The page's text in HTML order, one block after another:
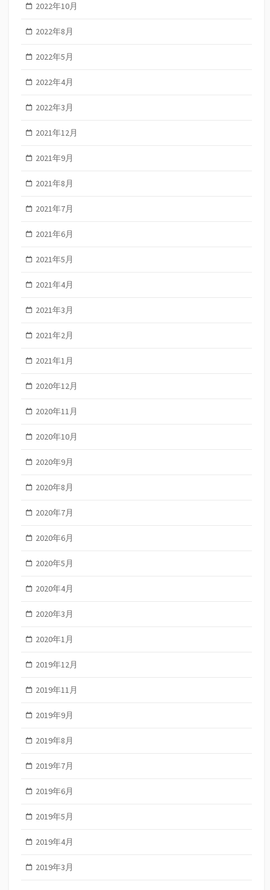
2022年10月
2022年8月
2022年5月
2022年4月
2022年3月
2021年12月
2021年9月
2021年8月
2021年7月
2021年6月
2021年5月
2021年4月
2021年3月
2021年2月
2021年1月
2020年12月
2020年11月
2020年10月
2020年9月
2020年8月
2020年7月
2020年6月
2020年5月
2020年4月
2020年3月
2020年1月
2019年12月
2019年11月
2019年9月
2019年8月
2019年7月
2019年6月
2019年5月
2019年4月
2019年3月